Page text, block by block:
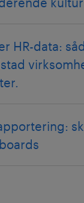
HR-data: